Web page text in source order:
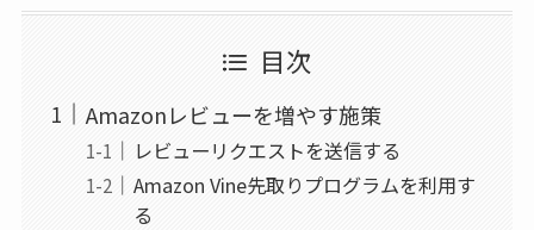
目次
Amazonレビューを増やす施策
レビューリクエストを送信する
Amazon Vine先取りプログラムを利用す
る